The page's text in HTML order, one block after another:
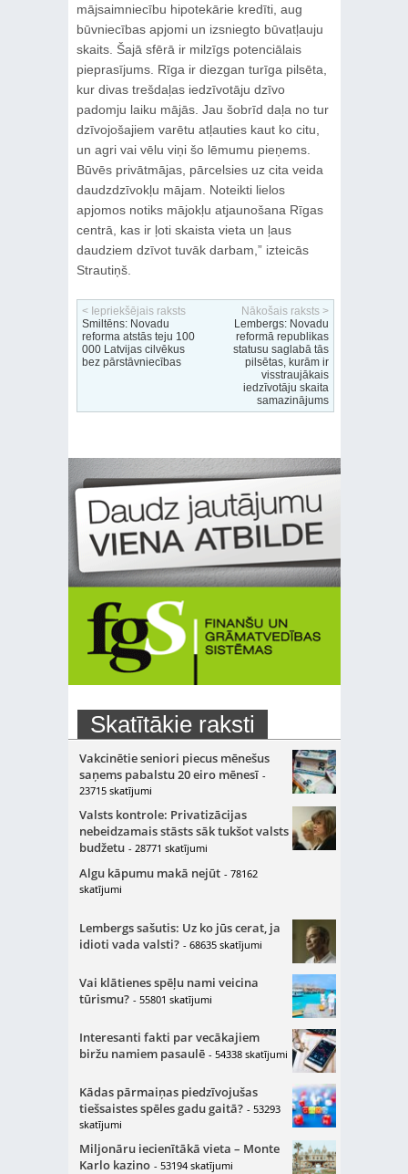
mājsaimniecību hipotekārie kredīti, aug
būvniecības apjomi un izsniegto būvatļauju
skaits. Šajā sfērā ir milzīgs potenciālais
pieprasījums. Rīga ir diezgan turīga pilsēta,
kur divas trešdaļas iedzīvotāju dzīvo
padomju laiku mājās. Jau šobrīd daļa no tur
dzīvojošajiem varētu atļauties kaut ko citu,
un agri vai vēlu viņi šo lēmumu pieņems.
Būvēs privātmājas, pārcelsies uz cita veida
daudzdzīvokļu mājam. Noteikti lielos
apjomos notiks mājokļu atjaunošana Rīgas
centrā, kas ir ļoti skaista vieta un ļaus
daudziem dzīvot tuvāk darbam,” izteicās
Strautiņš.
< Iepriekšējais raksts
Smiltēns: Novadu
reforma atstās teju 100
000 Latvijas cilvēkus
bez pārstāvniecības
Nākošais raksts >
Lembergs: Novadu
reformā republikas
statusu saglabā tās
pilsētas, kurām ir
visstraujākais
iedzīvotāju skaita
samazinājums
Skatītākie raksti
Vakcinētie seniori piecus mēnešus
saņems pabalstu 20 eiro mēnesī -
23715 skatījumi
Valsts kontrole: Privatizācijas
nebeidzamais stāsts sāk tukšot valsts
budžetu - 28771 skatījumi
Algu kāpumu makā nejūt - 78162
skatījumi
Lembergs sašutis: Uz ko jūs cerat, ja
idioti vada valsti? - 68635 skatījumi
Vai klātienes spēļu nami veicina
tūrismu? - 55801 skatījumi
Interesanti fakti par vecākajiem
biržu namiem pasaulē - 54338 skatījumi
Kādas pārmaiņas piedzīvojušas
tiešsaistes spēles gadu gaitā? - 53293
skatījumi
Miljonāru iecienītākā vieta – Monte
Karlo kazino - 53194 skatījumi